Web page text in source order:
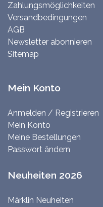
Zahlungsmöglichkeiten
Versandbedingungen
AGB
Newsletter abonnieren
Sitemap
Mein Konto
Anmelden / Registrieren
Mein Konto
Meine Bestellungen
Passwort ändern
Neuheiten 2026
Märklin Neuheiten